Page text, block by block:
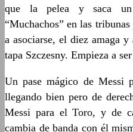
que la pelea y saca un
“Muchachos” en las
a asociarse, el diez amaga
tapa Szczesny. Empieza a
Un pase mágico de Messi
llegando bien pero de
Messi para el Toro, y de
cambia de banda con él